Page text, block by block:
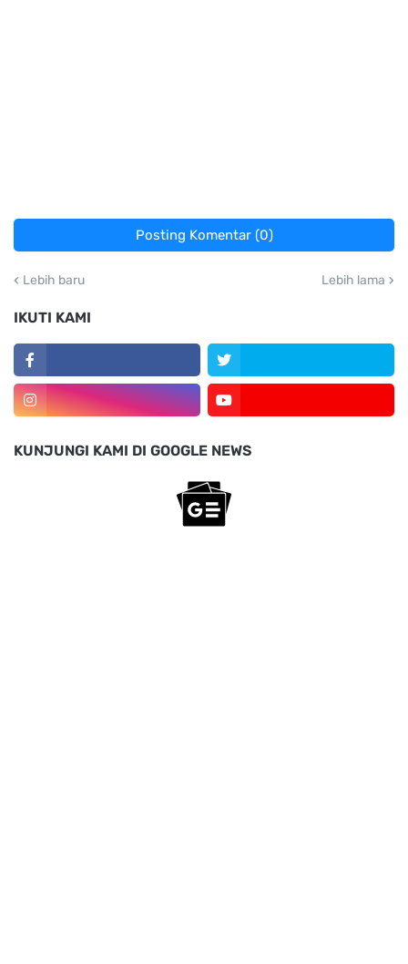
Posting Komentar (0)
Lebih baru Lebih lama
IKUTI KAMI
KUNJUNGI KAMI DI GOOGLE NEWS